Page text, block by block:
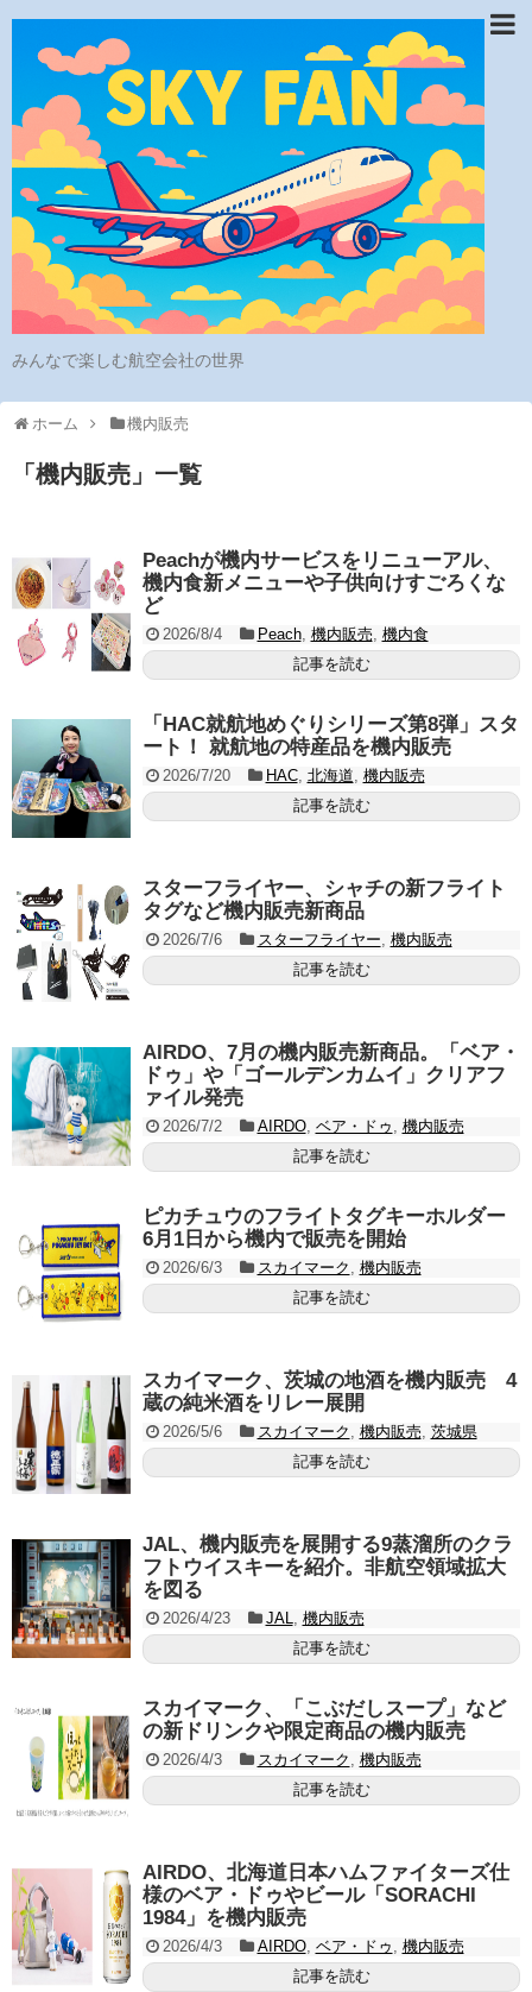
みんなで楽しむ航空会社の世界
ホーム 機内販売
「 機内販売 」 一覧
Peachが機内サービスをリニューアル、
機内食新メニューや子供向けすごろくな
ど
2026/8/4 Peach, 機内販売, 機内食
記事を読む
「HAC就航地めぐりシリーズ第8弾」スタ
ート！ 就航地の特産品を機内販売
2026/7/20 HAC, 北海道, 機内販売
記事を読む
スターフライヤー、シャチの新フライト
タグなど機内販売新商品
2026/7/6 スターフライヤー, 機内販売
記事を読む
AIRDO、7月の機内販売新商品。「ベア・
ドゥ」や「ゴールデンカムイ」クリアフ
ァイル発売
2026/7/2 AIRDO, ベア・ドゥ , 機内販売
記事を読む
ピカチュウのフライトタグキーホルダー
6月1日から機内で販売を開始
2026/6/3 スカイマーク , 機内販売
記事を読む
スカイマーク、茨城の地酒を機内販売 4
蔵の純米酒をリレー展開
2026/5/6 スカイマーク , 機内販売, 茨城県
記事を読む
JAL、機内販売を展開する9蒸溜所のクラ
フトウイスキーを紹介。非航空領域拡大
を図る
2026/4/23 JAL, 機内販売
記事を読む
スカイマーク、「こぶだしスープ」など
の新ドリンクや限定商品の機内販売
2026/4/3 スカイマーク , 機内販売
記事を読む
AIRDO、北海道日本ハムファイターズ仕
様のベア・ドゥやビール「SORACHI
1984」を機内販売
2026/4/3 AIRDO, ベア・ドゥ , 機内販売
記事を読む